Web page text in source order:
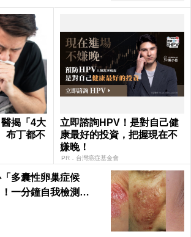
揭「4大
布丁都不
立即諮詢HPV！是對自己健
康最好的投資，把握現在不
嫌晚！
PR．台灣癌症基金會
多囊性卵巢症候
一分鐘自我檢測